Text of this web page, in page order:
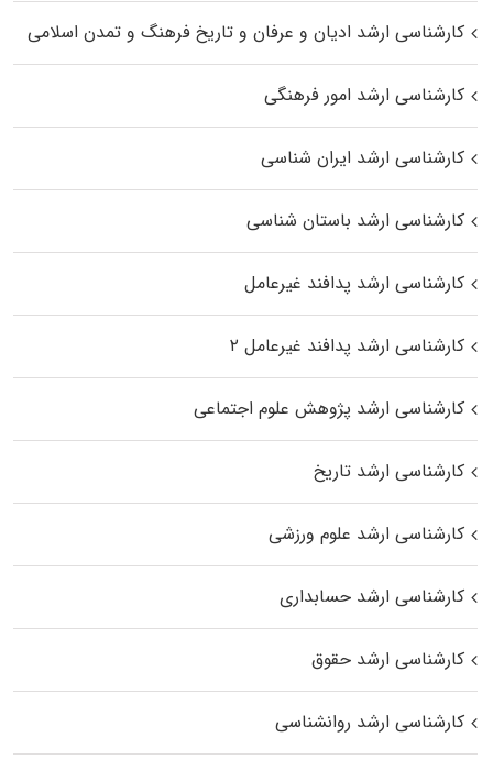
کارشناسی ارشد ادیان و عرفان و تاریخ فرهنگ و تمدن اسلامی
کارشناسی ارشد امور فرهنگی
کارشناسی ارشد ایران شناسی
کارشناسی ارشد باستان شناسی
کارشناسی ارشد پدافند غیرعامل
کارشناسی ارشد پدافند غیرعامل ۲
کارشناسی ارشد پژوهش علوم اجتماعی
کارشناسی ارشد تاریخ
کارشناسی ارشد علوم ورزشی
کارشناسی ارشد حسابداری
کارشناسی ارشد حقوق
کارشناسی ارشد روانشناسی